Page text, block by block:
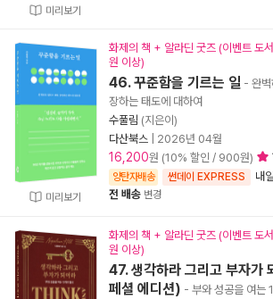
미리보기
미리보기
화제의 책 + 알라딘 굿즈 (이벤트 도
원 이상)
46. 꾸준함을 기르는 일 - 완벽
장하는 태도에 대하여
수풀림 (지은이)
다산북스
2026년 04월
16,200원 (10% 할인 / 900원)
양탄자배송 썬데이 EXPRESS 내
전 배송 변경
화제의 책 + 알라딘 굿즈 (이벤트 도
원 이상)
47. 생각하라 그리고 부자가
페셜 에디션) - 부와 성공을 여는